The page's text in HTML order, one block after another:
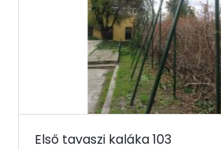
Első tavaszi kaláka 103